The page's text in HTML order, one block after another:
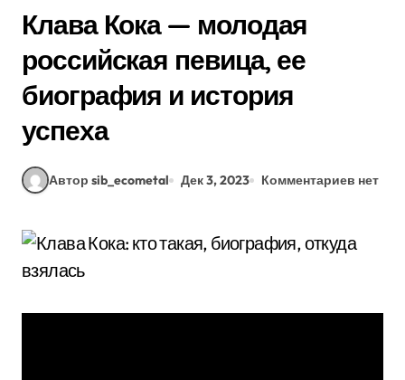
Клава Кока — молодая
российская певица, ее
биография и история
успеха
Автор sib_ecometal Дек 3, 2023 Комментариев нет